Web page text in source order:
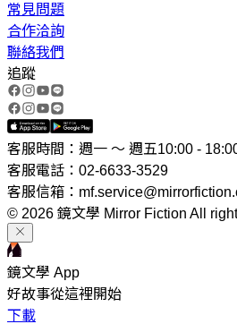
常見問題
合作洽詢
聯絡我們
追蹤
客服時間：週一 ～ 週五10:00 -
客服電話：02-6633-3529
客服信箱：
© 2026 鏡文學 Mirror Fiction All
鏡文學 App
好故事從這裡開始
下載